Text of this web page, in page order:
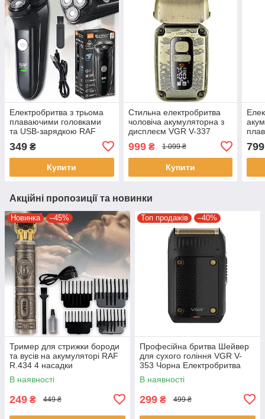
Електробритва з трьома
плаваючими головками
та USB-зарядкою RAF
349 ₴
Купити
Стильна електробритва
чоловіча акумуляторна з
дисплеєм VGR V-337
Бритва-шейвер для сухого
та вологого гоління
999₴ 1 099 ₴
Купити
та
799
Акційні пропозиції та новинки
Новинка –45%
Тример для стрижки бороди
та вусів на акумуляторі RAF
R.434 4 насадки
В наявності
249 ₴ 449 ₴
Топ продажів –40%
Професійна бритва Шейвер
для сухого гоління VGR V-
353 Чорна Електробритва
портативна чоловіча
В наявності
299 ₴ 499 ₴